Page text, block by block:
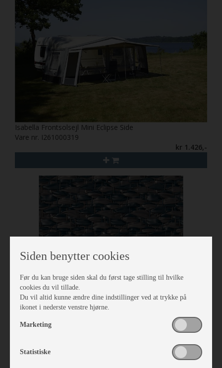
Isabella Frontsolsejl Mini Eclipse Side
Vare nr. I261000319
kr 1.426,-
Isabella Tæppe North 3,5 x 6,5
kr 2.134,-
Siden benytter cookies
Før du kan bruge siden skal du først tage stilling til hvilke
cookies du vil tillade.
Du vil altid kunne ændre dine indstillinger ved at trykke på
ikonet i nederste venstre hjørne.
Marketing
Statistiske